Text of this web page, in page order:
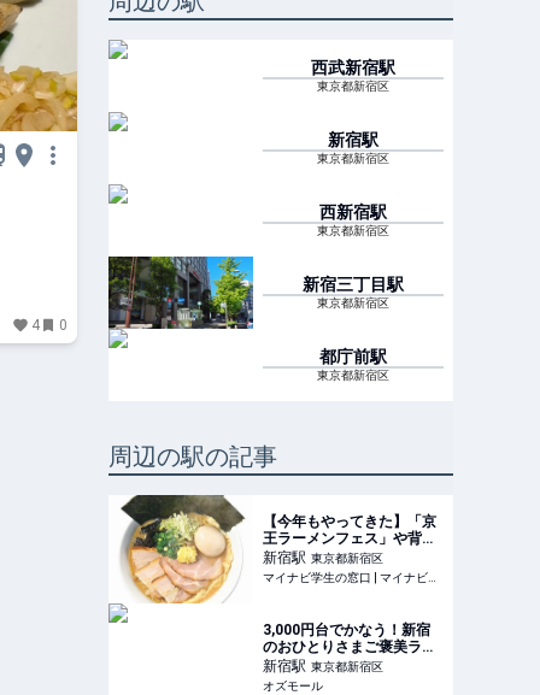
4 0
西武新宿駅
東京都新宿区
新宿駅
東京都新宿区
西新宿駅
東京都新宿区
新宿三丁目駅
東京都新宿区
都庁前駅
東京都新宿区
周辺の駅の記事
【今年もやってきた】「京
王ラーメンフェス」や背徳
ひんやりスイーツが勢ぞろ
いする京王百貨店「大北海
道展」開催 #Z世代Pick | マ
新宿駅 東京都新宿区
マイナビ学生の窓口 | マイナビ学生の窓口
3,000円台でかなう！新宿
のおひとりさまご褒美ラン
チ5選。ホテルランチやカ
ウンター席で贅沢時間 -
新宿駅 東京都新宿区
オズモール